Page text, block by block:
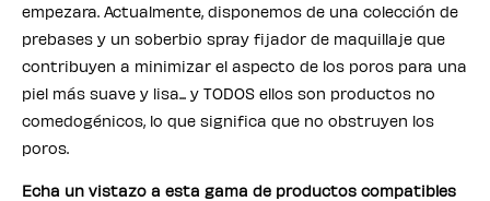
empezara. Actualmente, disponemos de una colección de
prebases y un soberbio spray fijador de maquillaje que
contribuyen a minimizar el aspecto de los poros para una
piel más suave y lisa... y TODOS ellos son productos no
comedogénicos, lo que significa que no obstruyen los
poros.
Echa un vistazo a esta gama de productos compatibles